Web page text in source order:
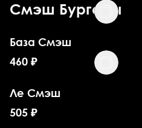
Смэш Бургеры
База Смэш
460 ₽
Ле Смэш
505 ₽